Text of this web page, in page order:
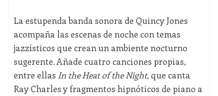
La estupenda banda sonora de Quincy Jones
acompaña las escenas de noche con temas
jazzísticos que crean un ambiente nocturno
sugerente. Añade cuatro canciones propias,
entre ellas In the Heat of the Night, que canta
Ray Charles y fragmentos hipnóticos de piano a